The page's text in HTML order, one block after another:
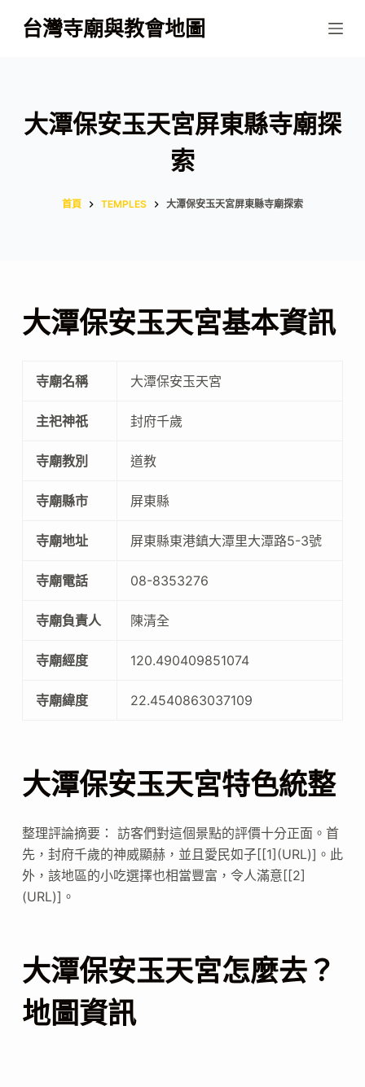
跳
至
容
台灣寺廟與教會地圖
大潭保安玉天宮屏東縣寺廟探
索
首頁 TEMPLES 大潭保安玉天宮屏東縣寺廟探索
大潭保安玉天宮基本資訊
寺廟名稱 大潭保安玉天宮
主祀神祇 封府千歲
寺廟教別 道教
寺廟縣市 屏東縣
寺廟地址 屏東縣東港鎮大潭里大潭路5-3號
寺廟電話 08-8353276
寺廟負責人 陳清全
寺廟經度 120.490409851074
寺廟緯度 22.4540863037109
大潭保安玉天宮特色統整
整理評論摘要： 訪客們對這個景點的評價十分正面。首
先，封府千歲的神威顯赫，並且愛民如子[[1](URL)]。此
外，該地區的小吃選擇也相當豐富，令人滿意[[2]
(URL)]。
大潭保安玉天宮怎麼去？
地圖資訊